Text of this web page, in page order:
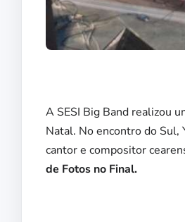
A SESI Big Band realizou
Natal. No encontro do Sul,
cantor e compositor
de Fotos no Final.